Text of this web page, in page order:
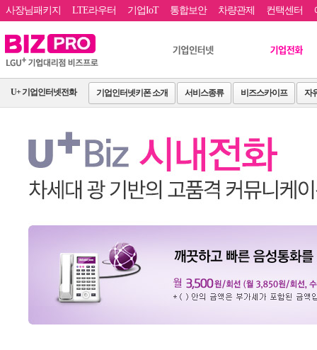
사장님패키지 LTE라우터 기업IoT 통합보안 차량관제 컨택센터
U+ 기업인터넷전화 기업인터넷키폰 소개 서비스종류 비즈스카이프 자